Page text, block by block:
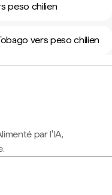
peso chilien
vers peso chilien
par l'IA,